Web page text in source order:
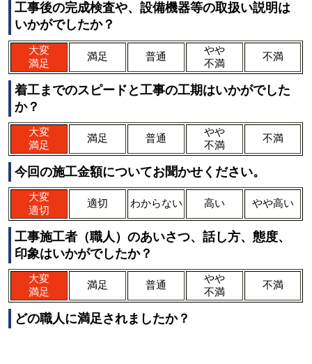
工事後の完成検査や、設備機器等の取扱い説明は
いかがでしたか？
大変
満足
満足 普通
やや
不満
不満
着工までのスピードと工事の工期はいかがでした
か？
大変
満足
満足 普通
やや
不満
不満
今回の施工金額についてお聞かせください。
大変
適切
適切 わからない 高い やや高い
工事施工者（職人）のあいさつ、話し方、態度、
印象はいかがでしたか？
大変
満足
満足 普通
やや
不満
不満
どの職人に満足されましたか？